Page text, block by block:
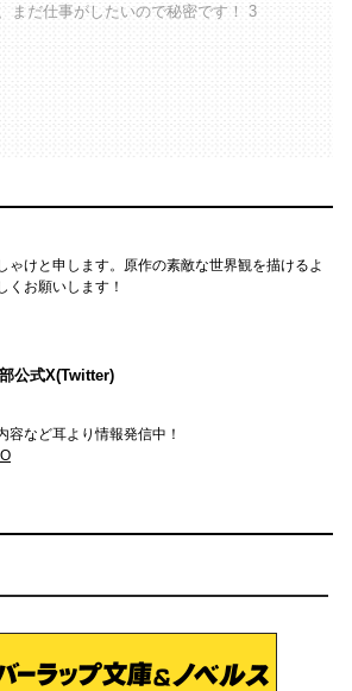
まだ仕事がしたいので秘密です！ 3
ゃけと申します。原作の素敵な世界観を描けるよ
くお願いします！
公式X(Twitter)
容など耳より情報発信中！